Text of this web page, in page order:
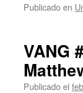
Publicado en
VANG
Publicado el